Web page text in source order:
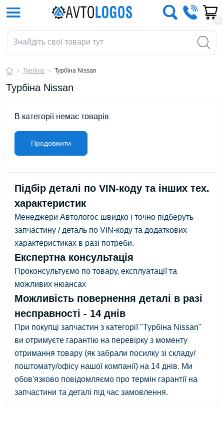
Турбіна Турбіна Nissan
Турбіна Nissan
В категорії немає товарів
Продовжити
Підбір деталі по VIN-коду та інших тех.
характеристик
Менеджери Автологос швидко і точно підберуть
запчастину / деталь по VIN-коду та додаткових
характеристиках в разі потреби.
Експертна консультація
Проконсультуємо по товару, експлуатації та
можливих нюансах
Можливість повернення деталі в разі
несправності - 14 днів
При покупці запчастин з категорії "Турбіна Nissan"
ви отримуєте гарантію на перевірку з моменту
отримання товару (як забрали посилку зі складу/
поштомату/офісу нашої компанії) на 14 днів. Ми
обов'язково повідомляємо про термін гарантії на
запчастини та деталі під час замовлення.